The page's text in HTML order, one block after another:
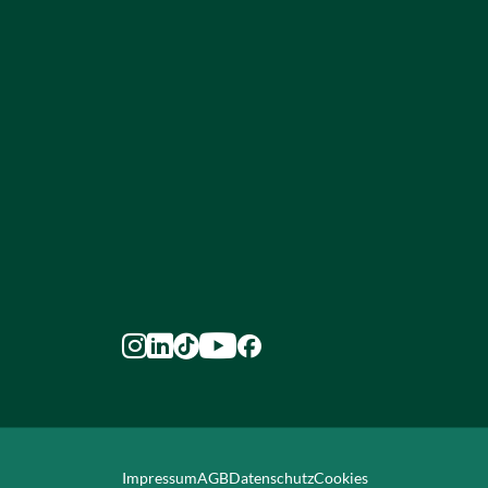

ImpressumAGBDatenschutzCookies